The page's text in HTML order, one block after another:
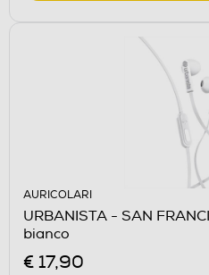
AURICOLARI
URBANISTA - SAN
bianco
€ 17,90